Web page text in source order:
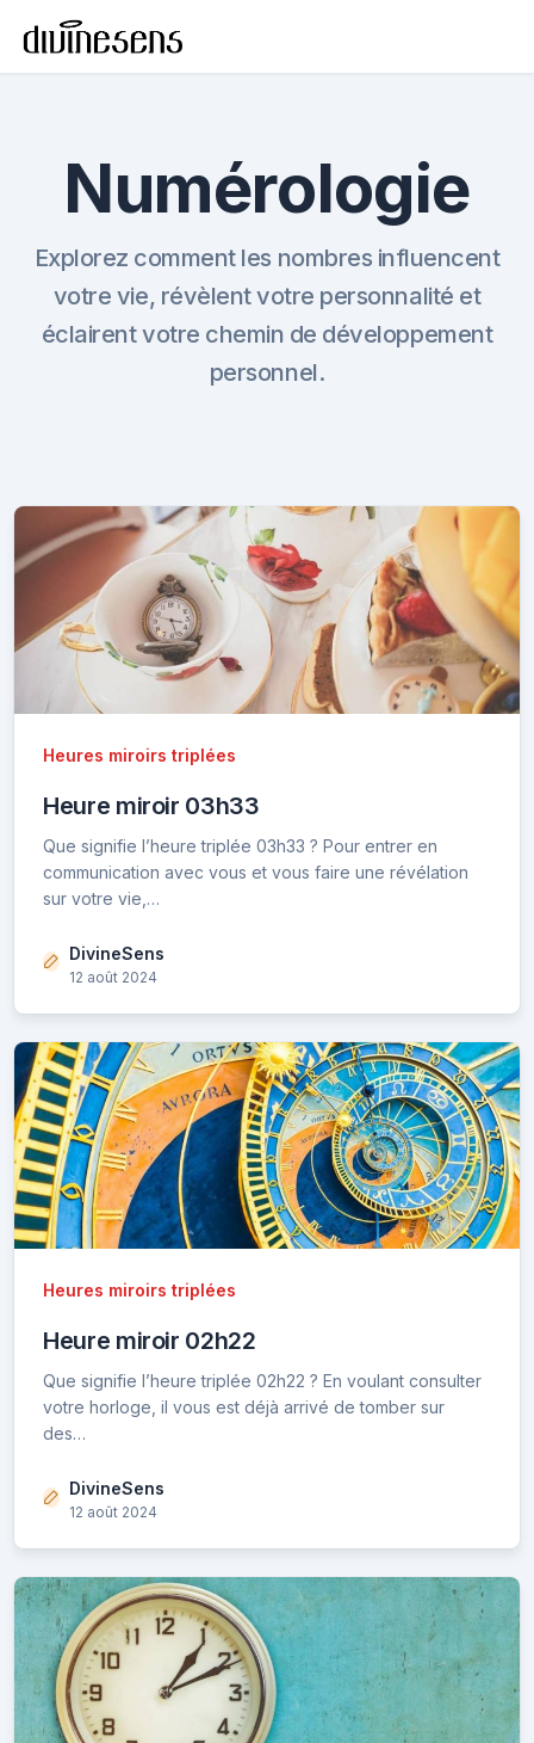
Numérologie
Explorez comment les nombres influencent
votre vie, révèlent votre personnalité et
éclairent votre chemin de développement
personnel.
Heures miroirs triplées
Heure miroir 03h33
Que signifie l’heure triplée 03h33 ? Pour entrer en
communication avec vous et vous faire une révélation
sur votre vie,…
DivineSens
12 août 2024
Heures miroirs triplées
Heure miroir 02h22
Que signifie l’heure triplée 02h22 ? En voulant consulter
votre horloge, il vous est déjà arrivé de tomber sur
des…
DivineSens
12 août 2024